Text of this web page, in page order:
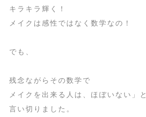
キラキラ輝く！
メイクは感性ではなく数学なの！
でも、
残念ながらその数学で
メイクを出来る人は、ほぼいない」と
言い切りました。